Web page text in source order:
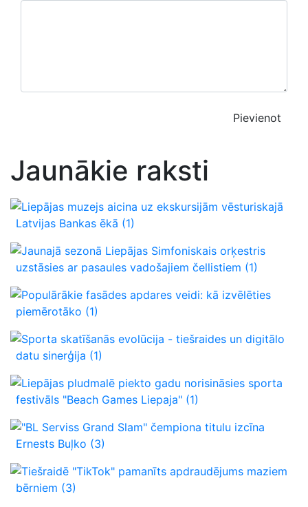
Pievienot
Jaunākie raksti
Liepājas muzejs aicina uz ekskursijām vēsturiskajā
Latvijas Bankas ēkā (1)
Jaunajā sezonā Liepājas Simfoniskais orķestris
uzstāsies ar pasaules vadošajiem čellistiem (1)
Populārākie fasādes apdares veidi: kā izvēlēties
piemērotāko (1)
Sporta skatīšanās evolūcija - tiešraides un digitālo
datu sinerģija (1)
Liepājas pludmalē piekto gadu norisināsies sporta
festivāls "Beach Games Liepaja" (1)
"BL Serviss Grand Slam" čempiona titulu izcīna
Ernests Buļko (3)
Tiešraidē "TikTok" pamanīts apdraudējums maziem
bērniem (3)